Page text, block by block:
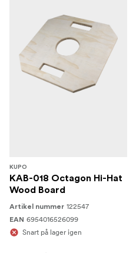
KUPO
KAB-018 Octagon Hi-Hat
Wood Board
Artikel nummer 122547
EAN 6954016526099
Snart på lager igen